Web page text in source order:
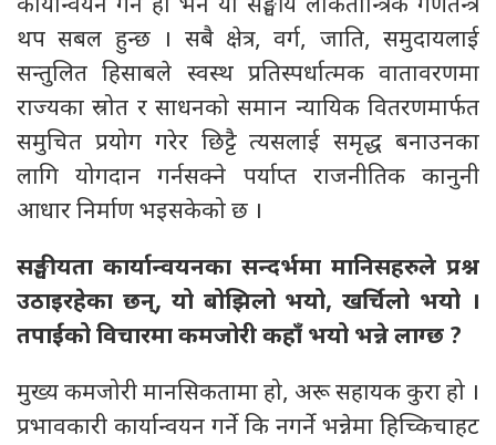
कार्यान्वयन गर्ने हो भने यो सङ्घीय लोकतान्त्रिक गणतन्त्र
थप सबल हुन्छ । सबै क्षेत्र, वर्ग, जाति, समुदायलाई
सन्तुलित हिसाबले स्वस्थ प्रतिस्पर्धात्मक वातावरणमा
राज्यका स्रोत र साधनको समान न्यायिक वितरणमार्फत
समुचित प्रयोग गरेर छिट्टै त्यसलाई समृद्ध बनाउनका
लागि योगदान गर्नसक्ने पर्याप्त राजनीतिक कानुनी
आधार निर्माण भइसकेको छ ।
सङ्घीयता कार्यान्वयनका सन्दर्भमा मानिसहरुले प्रश्न
उठाइरहेका छन्, यो बोझिलो भयो, खर्चिलो भयो ।
तपाईंको विचारमा कमजोरी कहाँ भयो भन्ने लाग्छ ?
मुख्य कमजोरी मानसिकतामा हो, अरू सहायक कुरा हो ।
प्रभावकारी कार्यान्वयन गर्ने कि नगर्ने भन्नेमा हिच्किचाहट